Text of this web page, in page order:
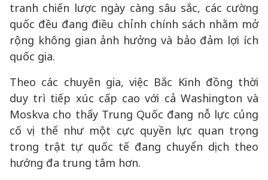
tranh chiến lược ngày càng sâu sắc, các cường
quốc đều đang điều chỉnh chính sách nhằm mở
rộng không gian ảnh hưởng và bảo đảm lợi ích
quốc gia.
Theo các chuyên gia, việc Bắc Kinh đồng thời
duy trì tiếp xúc cấp cao với cả Washington và
Moskva cho thấy Trung Quốc đang nỗ lực củng
cố vị thế như một cực quyền lực quan trọng
trong trật tự quốc tế đang chuyển dịch theo
hướng đa trung tâm hơn.